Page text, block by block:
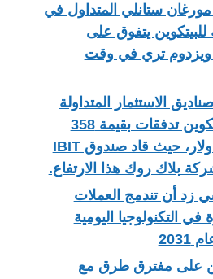
ستانلي المتداول في
للبيتكوين يتفوق على
تري في وقت
الاستثمار المتداولة
في البيتكوين تدفقات بقيمة 358
مليون دولار، حيث قاد صندوق IBIT
بلاك روك هذا الارتفاع.
زد أن تندمج العملات
في التكنولوجيا اليومية
على مفترق طرق مع